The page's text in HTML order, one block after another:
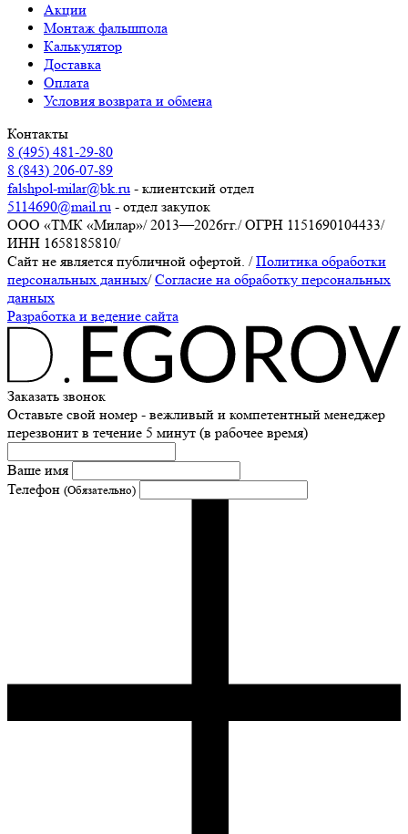
Акции
Монтаж фальшпола
Калькулятор
Доставка
Оплата
Условия возврата и обмена
Контакты
8 (495) 481-29-80
8 (843) 206-07-89
falshpol-milar@bk.ru - клиентский отдел
5114690@mail.ru - отдел закупок
ООО «ТМК «Милар»/ 2013—2026гг./ОГРН 1151690104433/
ИНН 1658185810/
Сайт не является публичной офертой. / Политика обработки
персональных данных/ Согласие на обработку персональных
данных
Разработка и ведение сайта
Заказать звонок
Оставьте свой номер - вежливый и компетентный менеджер
перезвонит в течение 5 минут (в рабочее время)
Ваше имя
Телефон (Обязательно)